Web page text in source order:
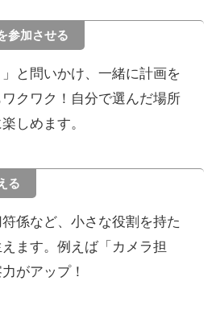
参加させる
」と問いかけ、一緒に計画を
クワク！自分で選んだ場所
しめます。
る
係など、小さな役割を持た
ます。例えば「カメラ担
がアップ！